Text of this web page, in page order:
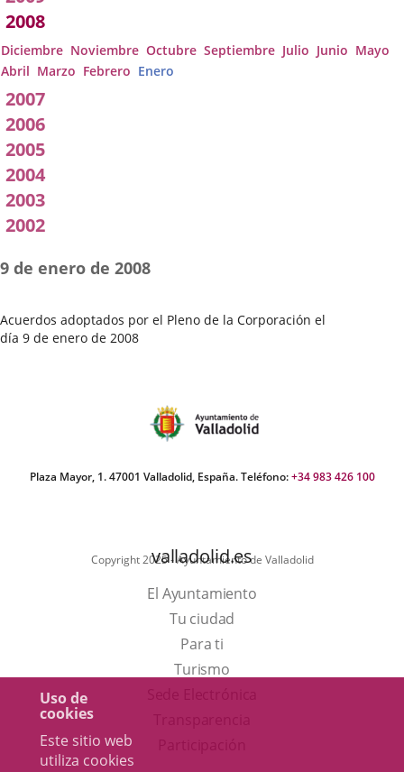
Uso de
cookies
Este sitio web
utiliza cookies
2008
Diciembre Noviembre Octubre Septiembre Julio Junio Mayo
Abril Marzo Febrero Enero
2007
2006
2005
2004
2003
2002
Acuerdos adoptados por el Pleno de la Corporación el
día 9 de enero de 2008
9 de enero de 2008
Plaza Mayor, 1. 47001 Valladolid, España. Teléfono:+34 983 426 100
Copyright 2025 - Ayuntamiento de Valladolid
valladolid.es
El Ayuntamiento
Tu ciudad
Para ti
TurismoEste